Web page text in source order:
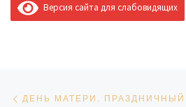
Версия сайта для слабовидящих
Навигация по
ДЕНЬ МАТЕРИ. ПРАЗДНИЧНЫЙ